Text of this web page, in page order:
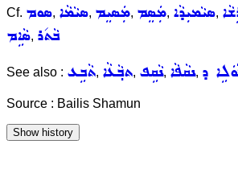
Cf. ܣܘܡ, ܣܝܵܡܵܐ, ܡܲܣܝܸܡ, ܡܲܣܸܡ, ܣܝܵܡܝܼܕܵܐ,
ܣܵܐܹܡ, ܒܵܬ݇ܪ
See also : ܬܵܒܹܥ, ܬܒ݂ܵܥܵܐ, ܢܵܩܹܦ, ܢܩܵܦܵܐ, ܕ
Source : Bailis Shamun